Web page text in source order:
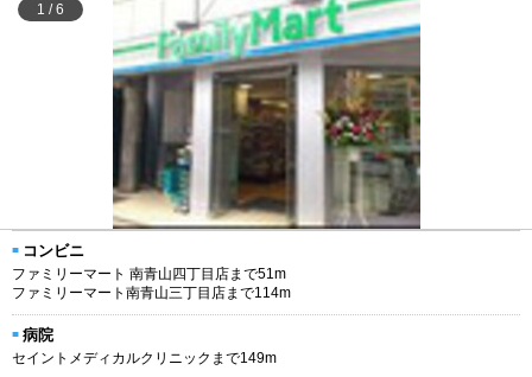
1 /6
コンビニ
ファミリーマート 南青山四丁目店まで51m
ファミリーマート南青山三丁目店まで114m
病院
セイントメディカルクリニックまで149m